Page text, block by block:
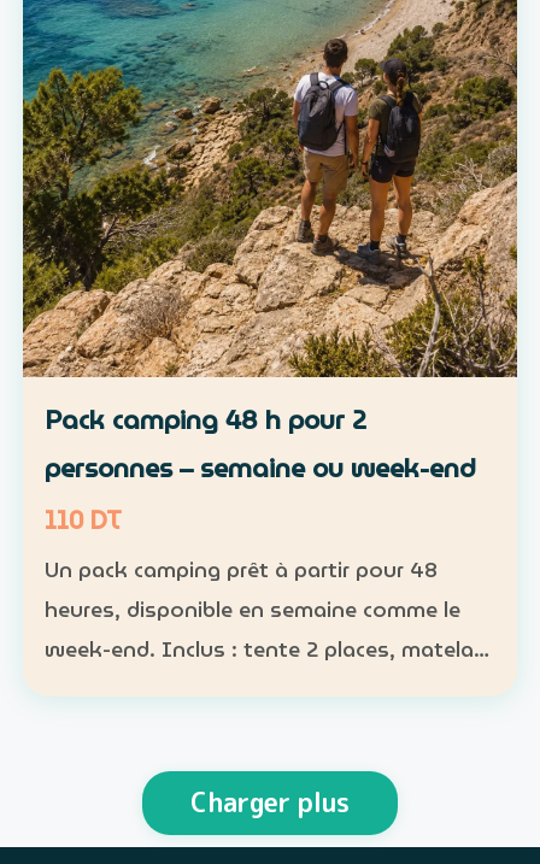
Pack camping 48 h pour 2
personnes – semaine ou week-end
110 DT
Un pack camping prêt à partir pour 48
heures, disponible en semaine comme le
week-end. Inclus : tente 2 places, matelas,
personnes Week-end…
Charger plus